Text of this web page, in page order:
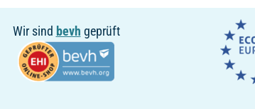
Wir sind bevh geprüft